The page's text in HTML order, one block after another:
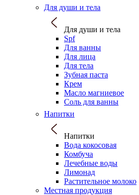
Для души и тела
Для души и тела
Spf
Для ванны
Для лица
Для тела
Зубная паста
Крем
Масло магниевое
Соль для ванны
Напитки
Напитки
Вода кокосовая
Комбуча
Лечебные воды
Лимонад
Растительное молоко
Местная продукция